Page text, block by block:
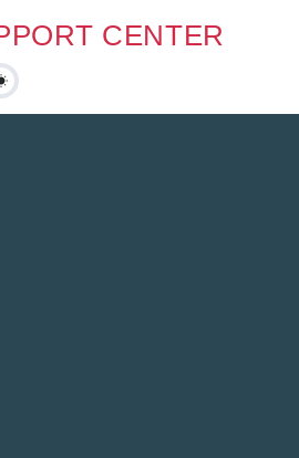
CENTER